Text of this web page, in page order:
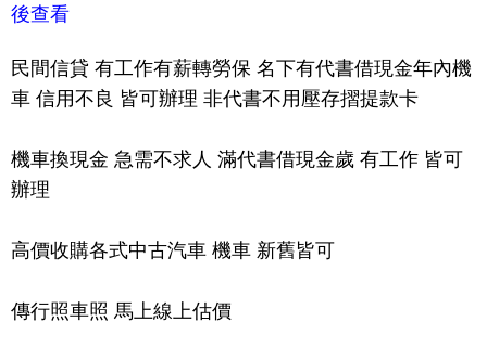
後查看
民間信貸 有工作有薪轉勞保 名下有代書借現金年內機
車 信用不良 皆可辦理 非代書不用壓存摺提款卡
機車換現金 急需不求人 滿代書借現金歲 有工作 皆可
辦理
高價收購各式中古汽車 機車 新舊皆可
傳行照車照 馬上線上估價